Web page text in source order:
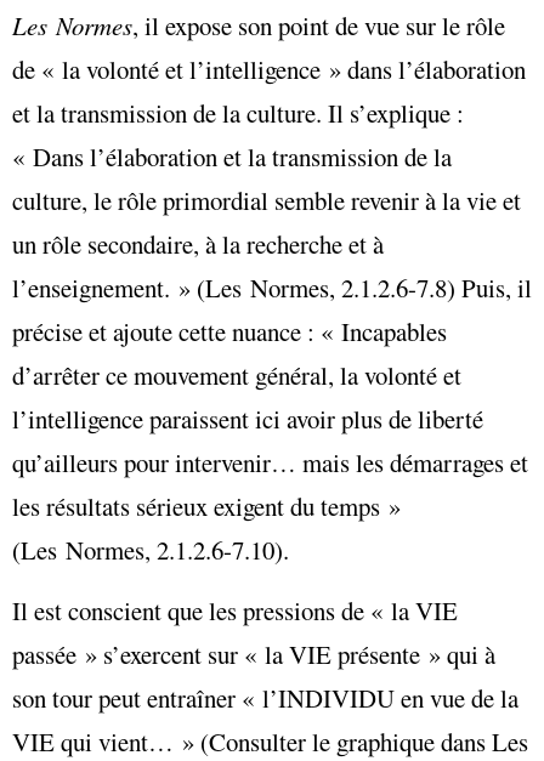
Les Normes, il expose son point de vue sur le rôle
de « la volonté et l’intelligence » dans l’élaboration
et la transmission de la culture. Il s’explique :
« Dans l’élaboration et la transmission de la
culture, le rôle primordial semble revenir à la vie et
un rôle secondaire, à la recherche et à
l’enseignement. » (Les Normes, 2.1.2.6-7.8) Puis, il
précise et ajoute cette nuance : « Incapables
d’arrêter ce mouvement général, la volonté et
l’intelligence paraissent ici avoir plus de liberté
qu’ailleurs pour intervenir… mais les démarrages et
les résultats sérieux exigent du temps »
(Les Normes, 2.1.2.6-7.10).
Il est conscient que les pressions de « la VIE
passée » s’exercent sur « la VIE présente » qui à
son tour peut entraîner « l’INDIVIDU en vue de la
VIE qui vient… » (Consulter le graphique dans Les